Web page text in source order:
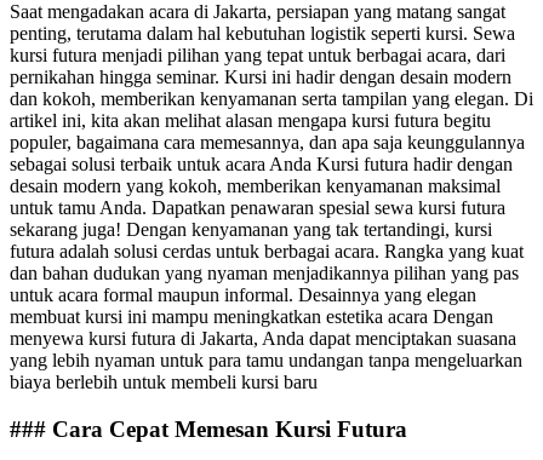
Saat mengadakan acara di Jakarta, persiapan yang matang sangat
penting, terutama dalam hal kebutuhan logistik seperti kursi. Sewa
kursi futura menjadi pilihan yang tepat untuk berbagai acara, dari
pernikahan hingga seminar. Kursi ini hadir dengan desain modern
dan kokoh, memberikan kenyamanan serta tampilan yang elegan. Di
artikel ini, kita akan melihat alasan mengapa kursi futura begitu
populer, bagaimana cara memesannya, dan apa saja keunggulannya
sebagai solusi terbaik untuk acara Anda Kursi futura hadir dengan
desain modern yang kokoh, memberikan kenyamanan maksimal
untuk tamu Anda. Dapatkan penawaran spesial sewa kursi futura
sekarang juga! Dengan kenyamanan yang tak tertandingi, kursi
futura adalah solusi cerdas untuk berbagai acara. Rangka yang kuat
dan bahan dudukan yang nyaman menjadikannya pilihan yang pas
untuk acara formal maupun informal. Desainnya yang elegan
membuat kursi ini mampu meningkatkan estetika acara Dengan
menyewa kursi futura di Jakarta, Anda dapat menciptakan suasana
yang lebih nyaman untuk para tamu undangan tanpa mengeluarkan
biaya berlebih untuk membeli kursi baru
### Cara Cepat Memesan Kursi Futura